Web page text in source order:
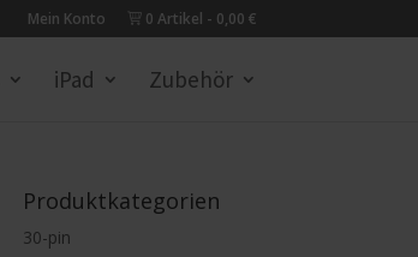
Mein Konto 0 Artikel 0,00 €
iPad Zubehör
Produktkategorien
30-pin